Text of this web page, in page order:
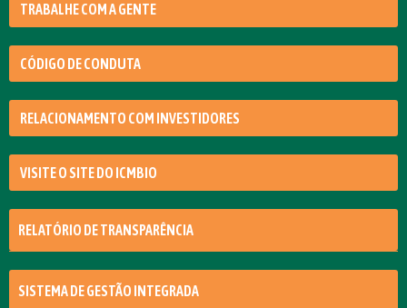
TRABALHE COM A GENTE
CÓDIGO DE CONDUTA
RELACIONAMENTO COM INVESTIDORES
VISITE O SITE DO ICMBIO
RELATÓRIO DE TRANSPARÊNCIA
SISTEMA DE GESTÃO INTEGRADA